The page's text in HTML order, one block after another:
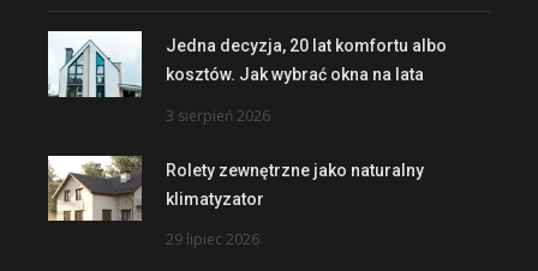
Jedna decyzja, 20 lat komfortu albo
kosztów. Jak wybrać okna na lata
3 sierpień 2026
Rolety zewnętrzne jako naturalny
klimatyzator
29 lipiec 2026